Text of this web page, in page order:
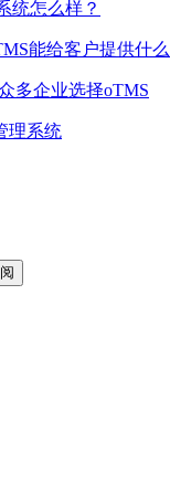
统怎么样？
能给客户提供什
多企业选择oTMS
理系统